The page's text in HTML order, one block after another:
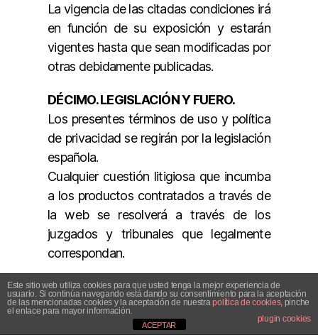
La vigencia de las citadas condiciones irá
en función de su exposición y estarán
vigentes hasta que sean modificadas por
otras debidamente publicadas.
DÉCIMO. LEGISLACIÓN Y FUERO.
Los presentes términos de uso y política
de privacidad se regirán por la legislación
española.
Cualquier cuestión litigiosa que incumba
a los productos contratados a través de
la web se resolverá a través de los
juzgados y tribunales que legalmente
correspondan.
Para solicitudes de información
Este sitio web utiliza cookies para que usted tenga la mejor experiencia de
usuario. Si continúa navegando está dando su consentimiento para la aceptación
de las mencionadas cookies y la aceptación de nuestrapolítica de cookies, pinche
el enlace para mayor información.
plugin cookies
ACEPTAR